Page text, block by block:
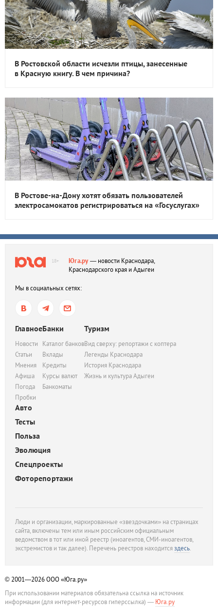
В Ростовской области исчезли птицы, занесенные
в Красную книгу. В чем причина?
В Ростове-на-Дону хотят обязать пользователей
электросамокатов регистрироваться на «Госуслугах»
18+ Юга.ру— новости Краснодара,
Краснодарского края и Адыгеи
Мы в социальных сетях:
Главное
Новости
Статьи
Мнения
Афиша
Погода
Пробки
Банки
Каталог банков
Вклады
Кредиты
Курсы валют
Банкоматы
Туризм
Вид сверху: репортажи с коптера
Легенды Краснодара
История Краснодара
Жизнь и культура Адыгеи
Авто
Тесты
Польза
Эволюция
Спецпроекты
Фоторепортажи
Люди и организации, маркированные «звездочками» на страницах
сайта, включены тем или иным российским официальным
ведомством в тот или иной реестр (иноагентов, СМИ-иноагентов,
экстремистов и так далее). Перечень реестров находитсяздесь.
© 2001—2026ООО «Юга.ру»
При использовании материалов обязательна ссылка на источник
информации (для интернет-ресурсов гиперссылка) — Юга.ру